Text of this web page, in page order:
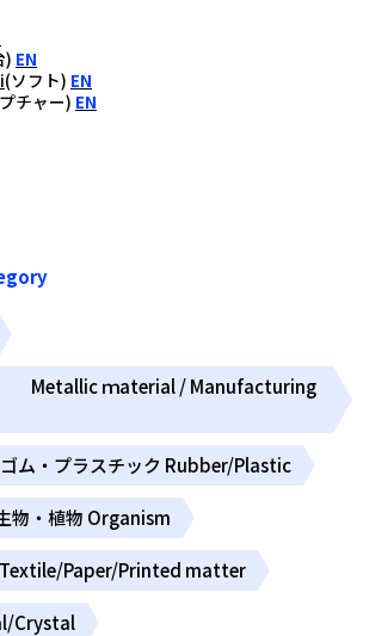
) EN
(ソフト) EN
チャー) EN
ｍaterial / Manufacturing
ゴム・プラスチック Rubber/Plastic
物・植物 Organism
Textile/Paper/Printed matter
Crystal